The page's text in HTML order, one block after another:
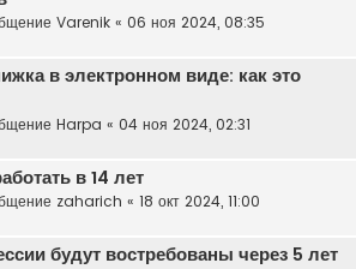
Varenik « 06 ноя 2024, 08:35
в электронном виде: как это
Harpa « 04 ноя 2024, 02:31
в 14 лет
zaharich « 18 окт 2024, 11:00
будут востребованы через 5 лет